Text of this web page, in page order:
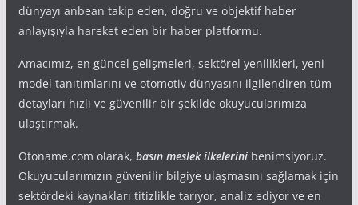
dünyayı anbean takip eden, doğru ve objektif haber
anlayışıyla hareket eden bir haber platformu.
Amacımız, en güncel gelişmeleri, sektörel yenilikleri, yeni
model tanıtımlarını ve otomotiv dünyasını ilgilendiren tüm
detayları hızlı ve güvenilir bir şekilde okuyucularımıza
ulaştırmak.
Otoname.com olarak, basın meslek ilkelerinibenimsiyoruz.
Okuyucularımızın güvenilir bilgiye ulaşmasını sağlamak için
sektördeki kaynakları titizlikle tarıyor, analiz ediyor ve en